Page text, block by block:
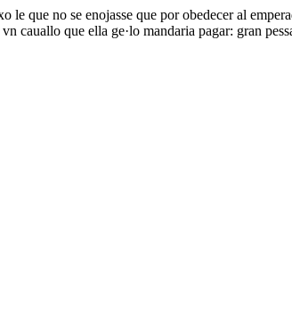
que no se enojasse que por obedecer al
cauallo que ella ge·lo mandaria pagar: gran